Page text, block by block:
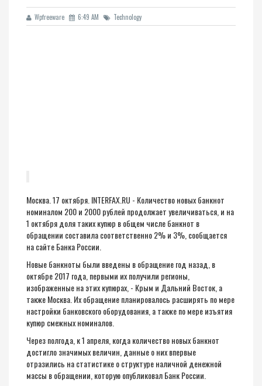
Wpfreeware 6:49 AM Technology
Москва. 17 октября. INTERFAX.RU - Количество новых банкнот
номиналом 200 и 2000 рублей продолжает увеличиваться, и на
1 октября доля таких купюр в общем числе банкнот в
обращении составила соответственно 2% и 3%, сообщается
на сайте Банка России.
Новые банкноты были введены в обращение год назад, в
октябре 2017 года, первыми их получили регионы,
изображенные на этих купюрах, - Крым и Дальний Восток, а
также Москва. Их обращение планировалось расширять по мере
настройки банковского оборудования, а также по мере изъятия
купюр смежных номиналов.
Через полгода, к 1 апреля, когда количество новых банкнот
достигло значимых величин, данные о них впервые
отразились на статистике о структуре наличной денежной
массы в обращении, которую опубликовал Банк России.